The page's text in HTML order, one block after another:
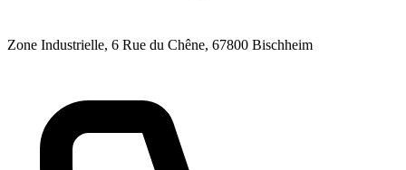
Zone Industrielle, 6 Rue du Chêne, 67800 Bischheim